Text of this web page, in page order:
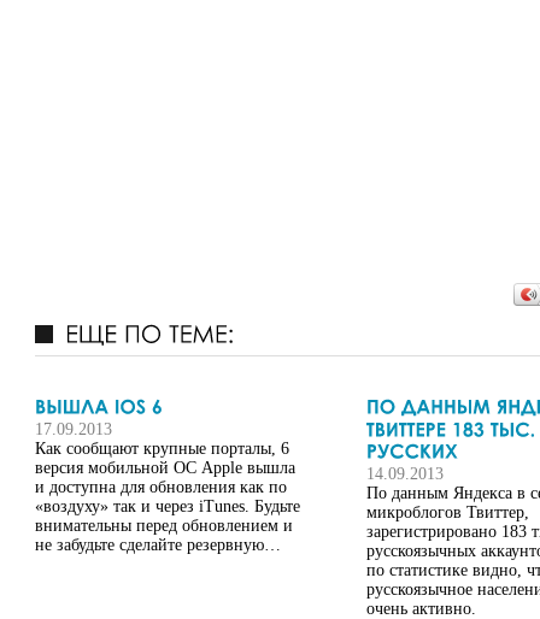
17.09.2013
Как сообщают крупные порталы, 6
версия мобильной ОС Apple вышла
и доступна для обновления как по
«воздуху» так и через iTunes. Будьте
внимательны перед обновлением и
не забудьте сделайте резервную…
14.09.2013
По данным Яндекса в
микроблогов Твиттер,
зарегистрировано 183
русскоязычных
по статистике видно,
русскоязычное
очень активно.